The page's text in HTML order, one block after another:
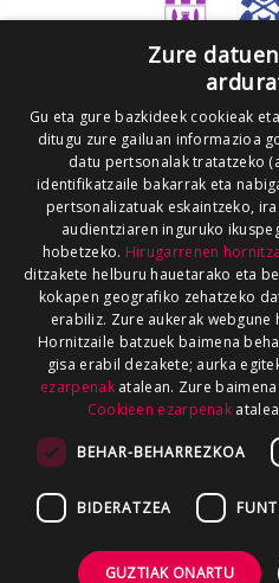
Zure
Gu eta gure bazkideek cookieak
ditugu zure gailuan informazioa
datu pertsonalak tratatzeko
identifikatzaile bakarrak eta
pertsonalizatuak eskaintzeko,
audientziaren inguruko
hobetzeko. Hirugarrenen
ditzakete helburu hauetarako eta
kokapen geografiko zehatzeko
erabiliz. Zure aukerak
Hornitzaile batzuek baimena
gisa erabil dezakete; aurka
ezarpenakatalean. Zure
Cookieen ezarpenak
BEHAR-BEHARREZKOA
BIDERATZEA
GUZTIAK ONARTU